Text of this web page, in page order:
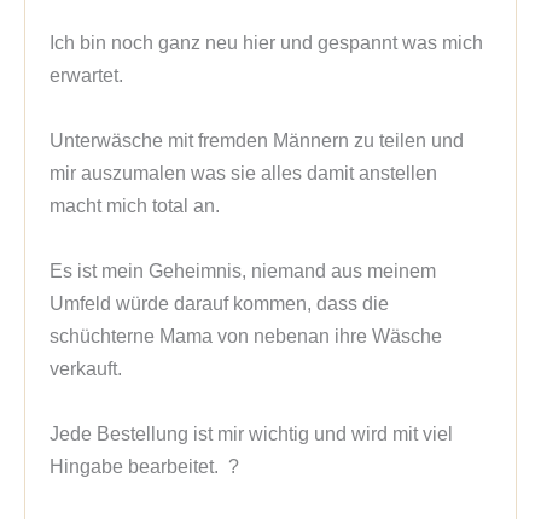
Ich bin noch ganz neu hier und gespannt was mich
erwartet.
Unterwäsche mit fremden Männern zu teilen und
mir auszumalen was sie alles damit anstellen
macht mich total an.
Es ist mein Geheimnis, niemand aus meinem
Umfeld würde darauf kommen, dass die
schüchterne Mama von nebenan ihre Wäsche
verkauft.
Jede Bestellung ist mir wichtig und wird mit viel
Hingabe bearbeitet.  ?